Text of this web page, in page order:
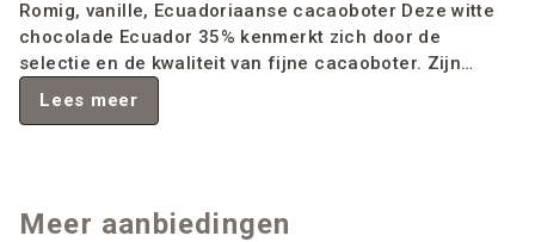
Romig, vanille, Ecuadoriaanse cacaoboter Deze witte
chocolade Ecuador 35% kenmerkt zich door de
selectie en de kwaliteit van fijne cacaoboter. Zijn
frisse melkachtige en vanilletonen bieden een ideaal,
romig profiel voor meerdere toepassingen.
Lees meer
Meer aanbiedingen